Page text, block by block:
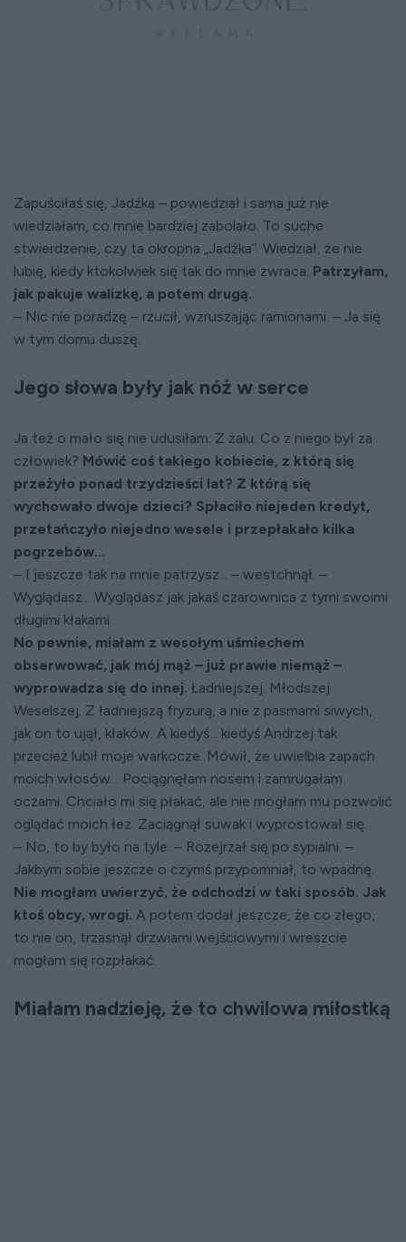
Zapuściłaś się, Jadźka – powiedział i sama już nie
wiedziałam, co mnie bardziej zabolało. To suche
stwierdzenie, czy ta okropna „Jadźka”. Wiedział, że nie
lubię, kiedy ktokolwiek się tak do mnie zwraca. Patrzyłam,
jak pakuje walizkę, a potem drugą.
– Nic nie poradzę – rzucił, wzruszając ramionami. – Ja się
w tym domu duszę.
Jego słowa były jak nóż w serce
Ja też o mało się nie udusiłam. Z żalu. Co z niego był za
człowiek? Mówić coś takiego kobiecie, z którą się
przeżyło ponad trzydzieści lat? Z którą się
wychowało dwoje dzieci? Spłaciło niejeden kredyt,
przetańczyło niejedno wesele i przepłakało kilka
pogrzebów...
– I jeszcze tak na mnie patrzysz... – westchnął. –
Wyglądasz... Wyglądasz jak jakaś czarownica z tymi swoimi
długimi kłakami.
No pewnie, miałam z wesołym uśmiechem
obserwować, jak mój mąż – już prawie niemąż –
wyprowadza się do innej. Ładniejszej. Młodszej.
Weselszej. Z ładniejszą fryzurą, a nie z pasmami siwych,
jak on to ujął, kłaków. A kiedyś... kiedyś Andrzej tak
przecież lubił moje warkocze. Mówił, że uwielbia zapach
moich włosów... Pociągnęłam nosem i zamrugałam
oczami. Chciało mi się płakać, ale nie mogłam mu pozwolić
oglądać moich łez. Zaciągnął suwak i wyprostował się.
– No, to by było na tyle. – Rozejrzał się po sypialni. –
Jakbym sobie jeszcze o czymś przypomniał, to wpadnę.
Nie mogłam uwierzyć, że odchodzi w taki sposób. Jak
ktoś obcy, wrogi. A potem dodał jeszcze, że co złego,
to nie on, trzasnął drzwiami wejściowymi i wreszcie
mogłam się rozpłakać.
Miałam nadzieję, że to chwilowa miłostką